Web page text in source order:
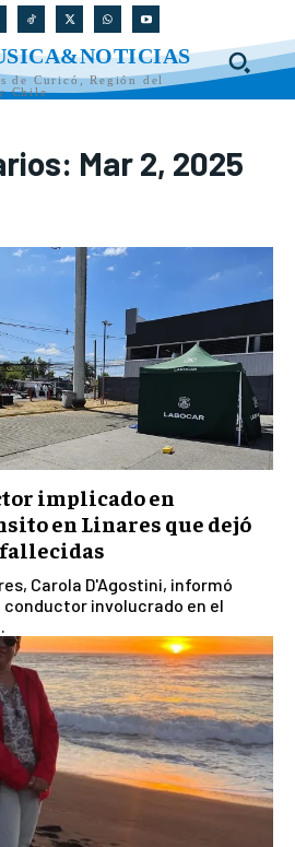
de Curicó, Región del
Chile
Mar 2, 2025
implicado en
en Linares que dejó
Carola D'Agostini, informó
involucrado en el